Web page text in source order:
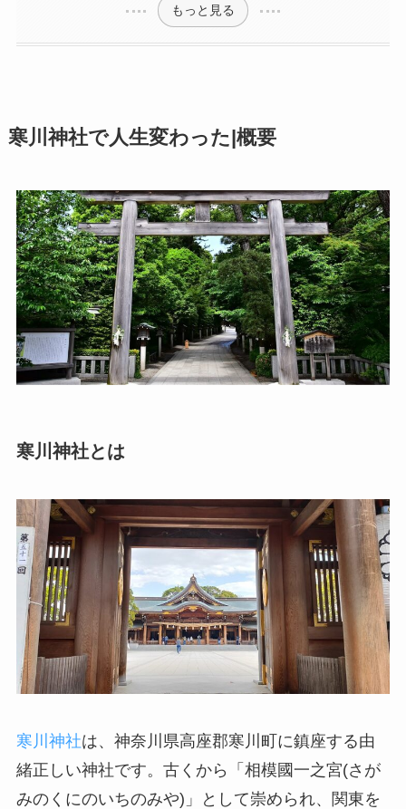
もっと見る
寒川神社で人生変わった|概要
寒川神社とは
寒川神社は、神奈川県高座郡寒川町に鎮座する由
緒正しい神社です。古くから「相模國一之宮(さが
みのくにのいちのみや)」として崇められ、関東を